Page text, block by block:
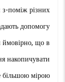
поміж різних
допомогу
ймовірно, що в
накопичувати
більшою мірою